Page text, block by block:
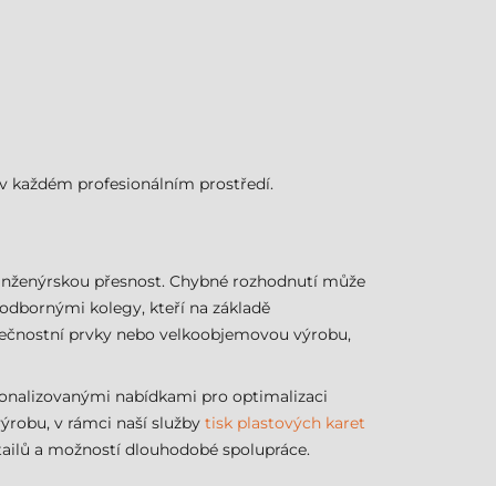
každém profesionálním prostředí.
přesnost. Chybné rozhodnutí může
kolegy, kteří na základě
prvky nebo velkoobjemovou výrobu,
nabídkami pro optimalizaci
v rámci naší služby tisk plastových karet
a možností dlouhodobé spolupráce.